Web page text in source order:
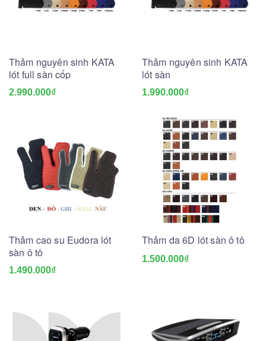
Thảm nguyên sinh KATA
lót full sàn cốp
2.990.000₫
Thảm nguyên sinh KATA
lót sàn
1.990.000₫
Thảm cao su Eudora lót
sàn ô tô
1.490.000₫
Thảm da 6D lót sàn ô tô
1.500.000₫